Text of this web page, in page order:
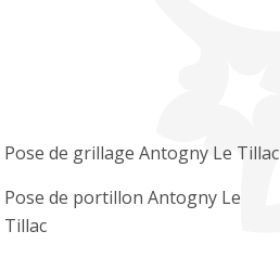
Pose de grillage Antogny Le Tillac
Pose de portillon Antogny Le
Tillac